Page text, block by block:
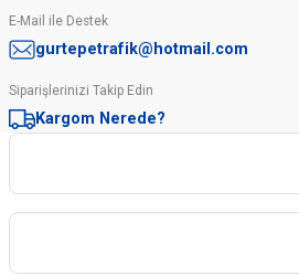
E-Mail ile Destek
gurtepetrafik@hotmail.com
Siparişlerinizi Takip Edin
Kargom Nerede?